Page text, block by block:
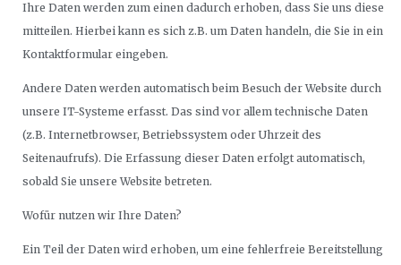
Ihre Daten werden zum einen dadurch erhoben, dass Sie uns diese
mitteilen. Hierbei kann es sich z.B. um Daten handeln, die Sie in ein
Kontaktformular eingeben.
Andere Daten werden automatisch beim Besuch der Website durch
unsere IT-Systeme erfasst. Das sind vor allem technische Daten
(z.B. Internetbrowser, Betriebssystem oder Uhrzeit des
Seitenaufrufs). Die Erfassung dieser Daten erfolgt automatisch,
sobald Sie unsere Website betreten.
Wofür nutzen wir Ihre Daten?
Ein Teil der Daten wird erhoben, um eine fehlerfreie Bereitstellung